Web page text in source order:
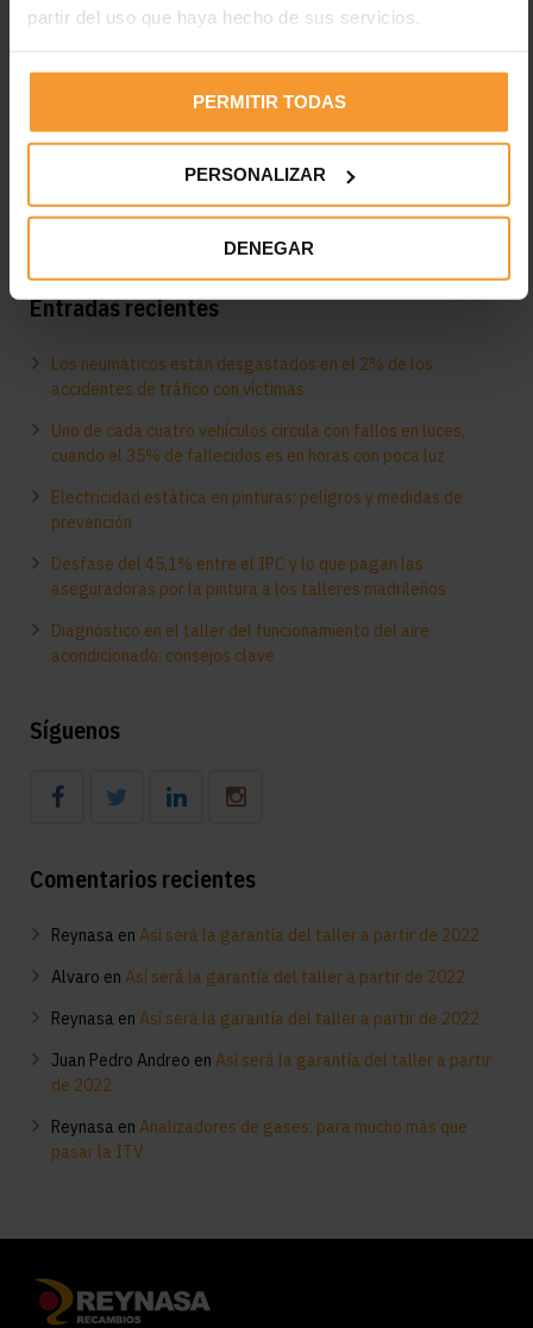
partir del uso que haya hecho de sus servicios.
PERMITIR TODAS
PERSONALIZAR
DENEGAR
Entradas recientes
Los neumáticos están desgastados en el 2% de los
accidentes de tráfico con víctimas
Uno de cada cuatro vehículos circula con fallos en luces,
cuando el 35% de fallecidos es en horas con poca luz
Electricidad estática en pinturas: peligros y medidas de
prevención
Desfase del 45,1% entre el IPC y lo que pagan las
aseguradoras por la pintura a los talleres madrileños
Diagnóstico en el taller del funcionamiento del aire
acondicionado: consejos clave
Síguenos
Comentarios recientes
Reynasa en Así será la garantía del taller a partir de 2022
Alvaro en Así será la garantía del taller a partir de 2022
Reynasa en Así será la garantía del taller a partir de 2022
Juan Pedro Andreo en Así será la garantía del taller a partir
de 2022
Reynasa en Analizadores de gases: para mucho más que
pasar la ITV